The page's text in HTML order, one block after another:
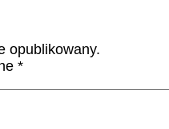
opublikowany.
*